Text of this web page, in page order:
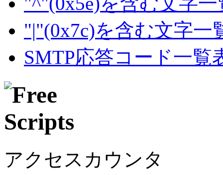
"|"(0x7c)を含む文字一
SMTP応答コード一覧
アクセスカウンタ